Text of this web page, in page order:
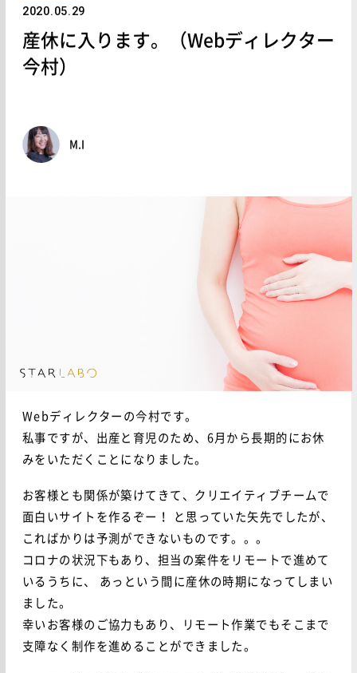
2020.05.29
産休に入ります。（Webディレクター
今村）
M.I
Webディレクターの今村です。
私事ですが、出産と育児のため、6月から長期的にお休
みをいただくことになりました。
お客様とも関係が築けてきて、クリエイティブチームで
面白いサイトを作るぞー！ と思っていた矢先でしたが、
こればかりは予測ができないものです。。。
コロナの状況下もあり、担当の案件をリモートで進めて
いるうちに、
あっという間に産休の時期になってしまい
ました。
幸いお客様のご協力もあり、リモート作業でもそこまで
支障なく制作を進めることができました。